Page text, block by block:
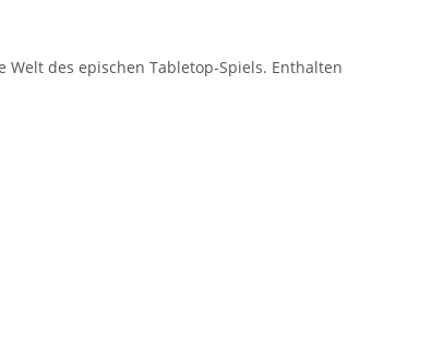
des epischen Tabletop-Spiels. Enthalten